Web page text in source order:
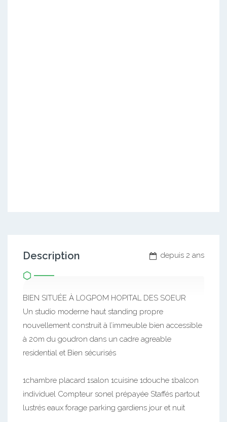
depuis 2 ans
Description
BIEN SITUÉE À LOGPOM HOPITAL DES SOEUR
Un studio moderne haut standing propre
nouvellement construit à l’immeuble bien accessible
à 20m du goudron dans un cadre agreable
residential et Bien sécurisés
1chambre placard 1salon 1cuisine 1douche 1balcon
individuel Compteur sonel prépayée Staffés partout
lustrés eaux forage parking gardiens jour et nuit